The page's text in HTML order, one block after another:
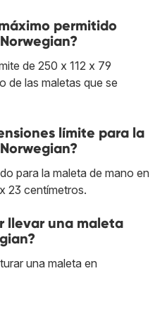
permitido
de 250 x 112 x 79
de las maletas que se
límite para la
para la maleta de mano en
23 centímetros.
llevar una maleta
una maleta en